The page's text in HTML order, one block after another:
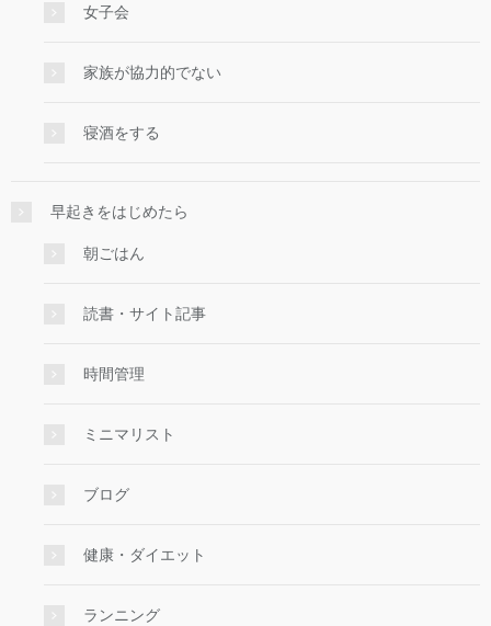
女子会
家族が協力的でない
寝酒をする
早起きをはじめたら
朝ごはん
読書・サイト記事
時間管理
ミニマリスト
ブログ
健康・ダイエット
ランニング